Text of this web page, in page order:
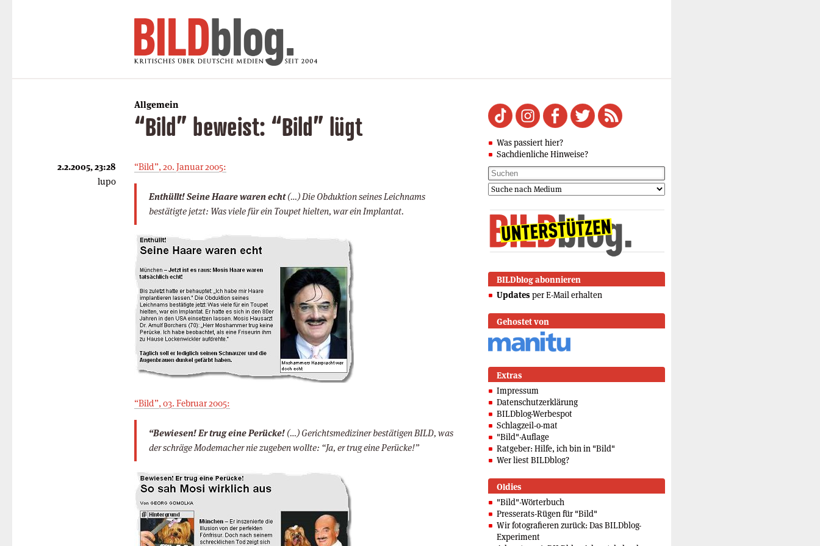
Allgemein
“Bild” beweist: “Bild” lügt
“Bild”, 20. Januar 2005:
Enthüllt! Seine Haare waren echt(…) Die Obduktion seines Leichnams
bestätigte jetzt: Was viele für ein Toupet hielten, war ein Implantat.
“Bild”, 03. Februar 2005:
“Bewiesen! Er trug eine Perücke! (…) Gerichtsmediziner bestätigen BILD, was
der schräge Modemacher nie zugeben wollte: “Ja, er trug eine Perücke!”
2.2.2005, 23:28
lupo
Was passiert hier?
Sachdienliche Hinweise?
BILDblog abonnieren
Updates per E-Mail erhalten
Gehostet von
Extras
Impressum
Datenschutzerklärung
BILDblog-Werbespot
Schlagzeil-o-mat
"Bild"-Auflage
Ratgeber: Hilfe, ich bin in "Bild"
Wer liest BILDblog?
Oldies
"Bild"-Wörterbuch
Presserats-Rügen für "Bild"
Wir fotografieren zurück: Das BILDblog-
Experiment